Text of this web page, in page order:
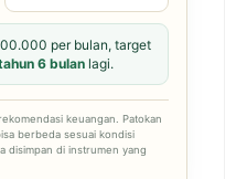
per bulan, target
6 bulan lagi.
keuangan. Patokan
berbeda sesuai kondisi
disimpan di instrumen yang